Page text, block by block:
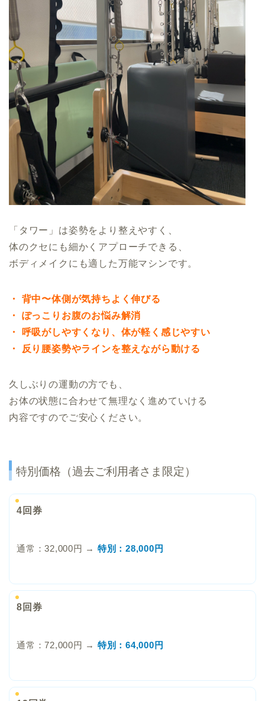
「タワー」は姿勢をより整えやすく、
体のクセにも細かくアプローチできる、
ボディメイクにも適した万能マシンです。
・ 背中〜体側が気持ちよく伸びる
・ ぽっこりお腹のお悩み解消
・ 呼吸がしやすくなり、体が軽く感じやすい
・ 反り腰姿勢やラインを整えながら動ける
久しぶりの運動の方でも、
お体の状態に合わせて無理なく進めていける
内容ですのでご安心ください。
特別価格（過去ご利用者さま限定）
4回券
通常：32,000円 → 特別：28,000円
8回券
通常：72,000円 → 特別：64,000円